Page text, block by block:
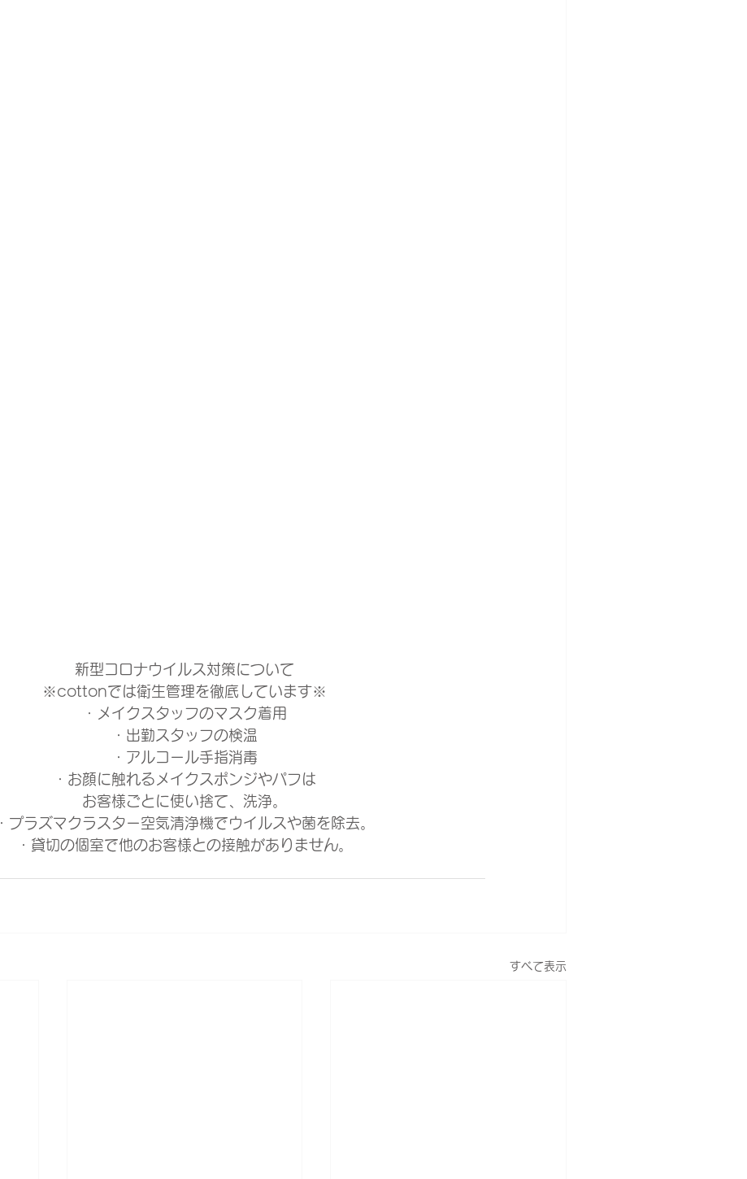
新型コロナウイルス対策について
※cottonでは衛生管理を徹底しています※
・メイクスタッフのマスク着用
・出勤スタッフの検温
・アルコール手指消毒
・お顔に触れるメイクスポンジやパフは
お客様ごとに使い捨て、洗浄。
・プラズマクラスター空気清浄機でウイルスや菌を除去。
・貸切の個室で他のお客様との接触がありません。
すべて表示